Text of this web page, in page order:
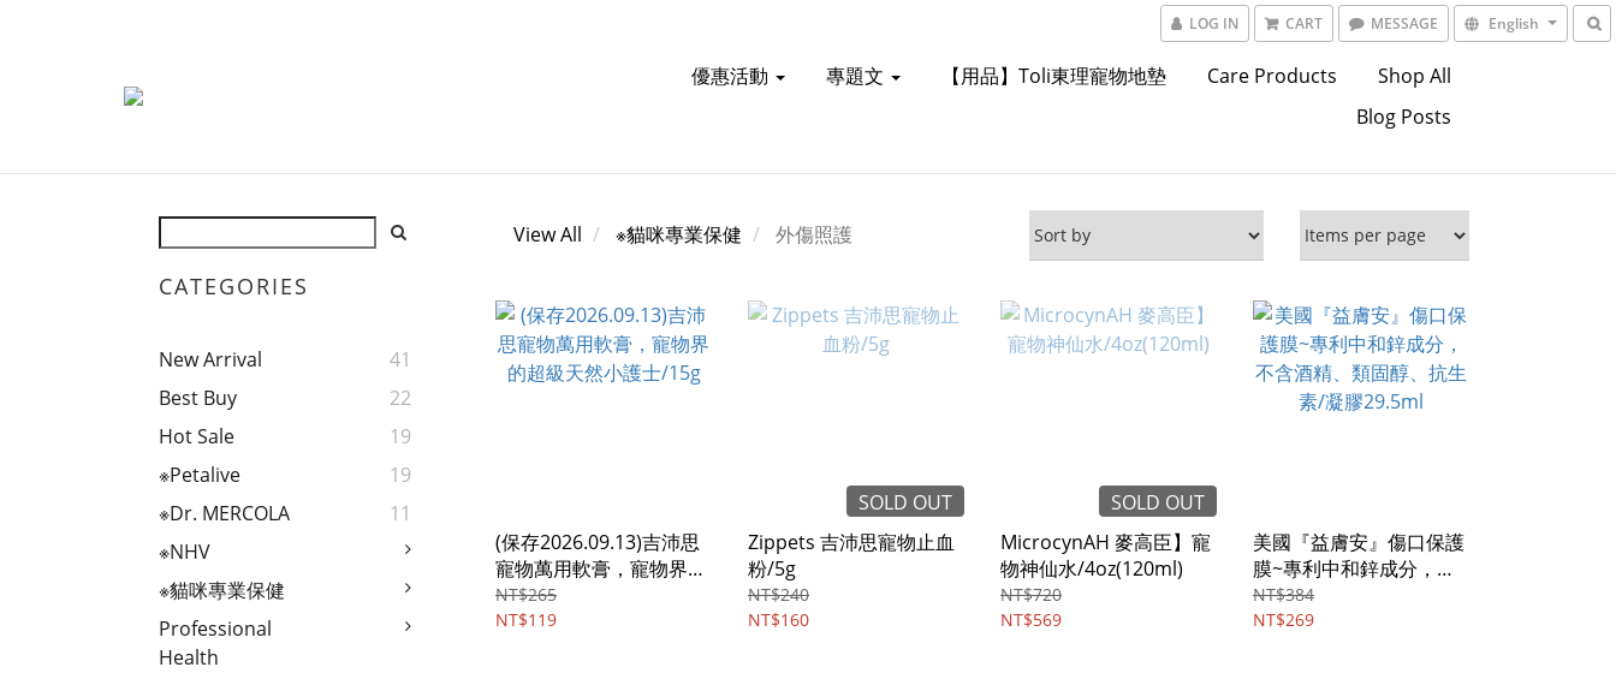
LOG IN CART MESSAGE English
優惠活動 專題文 【用品】Toli東理寵物地墊 Care Products
Shop All
Blog Posts
CATEGORIES
New Arrival
41
Best Buy
22
Hot Sale
19
※Petalive
19
※Dr. MERCOLA
11
※NHV
※貓咪專業保健
Professional
Health
View All ※貓咪專業保健 外傷照護
(保存2026.09.13)吉沛思
寵物萬用軟膏，寵物界的
超級天然小護士/15g
NT$265
NT$119
SOLD OUT
Zippets 吉沛思寵物止血
粉/5g
NT$240
NT$160
SOLD OUT
MicrocynAH 麥高臣】寵
物神仙水/4oz(120ml)
NT$720
NT$569
美國『益膚安』傷口保護
膜~專利中和鋅成分，不
含酒精、類固醇、抗生
素/凝膠29.5ml
NT$384
NT$269